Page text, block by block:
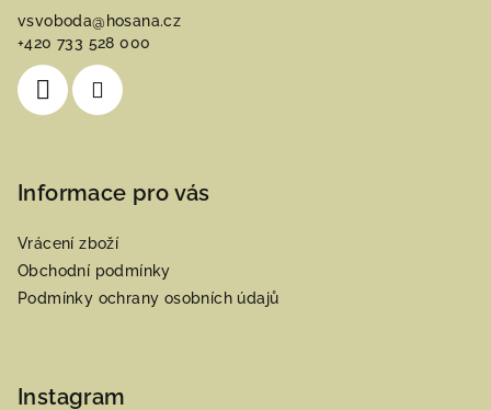
vsvoboda@ hosana.cz
+420 733 528 000
Informace pro vás
Vrácení zboží
Obchodní podmínky
Podmínky ochrany osobních údajů
Instagram